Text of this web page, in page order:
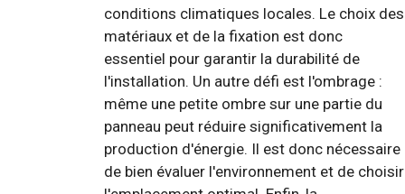
conditions climatiques locales. Le choix des
matériaux et de la fixation est donc
essentiel pour garantir la durabilité de
l'installation. Un autre défi est l'ombrage :
même une petite ombre sur une partie du
panneau peut réduire significativement la
production d'énergie. Il est donc nécessaire
de bien évaluer l'environnement et de choisir